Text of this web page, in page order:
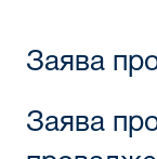
Заява
Заява